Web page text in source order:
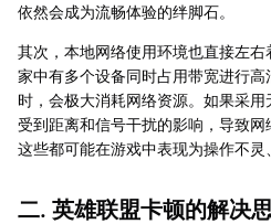
依然会成为流畅体验的绊脚石。
其次，本地网络使用环境也直接左
家中有多个设备同时占用带宽进行
时，会极大消耗网络资源。如果采
受到距离和信号干扰的影响，导致网
这些都可能在游戏中表现为操作不灵
二. 英雄联盟卡顿的解决